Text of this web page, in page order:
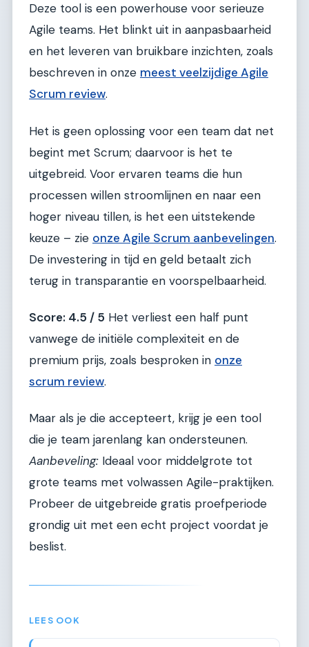
Deze tool is een powerhouse voor serieuze
Agile teams. Het blinkt uit in aanpasbaarheid
en het leveren van bruikbare inzichten, zoals
beschreven in onze meest veelzijdige Agile
Scrum review.
Het is geen oplossing voor een team dat net
begint met Scrum; daarvoor is het te
uitgebreid. Voor ervaren teams die hun
processen willen stroomlijnen en naar een
hoger niveau tillen, is het een uitstekende
keuze – zie onze Agile Scrum aanbevelingen.
De investering in tijd en geld betaalt zich
terug in transparantie en voorspelbaarheid.
Score: 4.5 / 5 Het verliest een half punt
vanwege de initiële complexiteit en de
premium prijs, zoals besproken in onze
scrum review.
Maar als je die accepteert, krijg je een tool
die je team jarenlang kan ondersteunen.
Aanbeveling: Ideaal voor middelgrote tot
grote teams met volwassen Agile-praktijken.
Probeer de uitgebreide gratis proefperiode
grondig uit met een echt project voordat je
beslist.
LEES OOK